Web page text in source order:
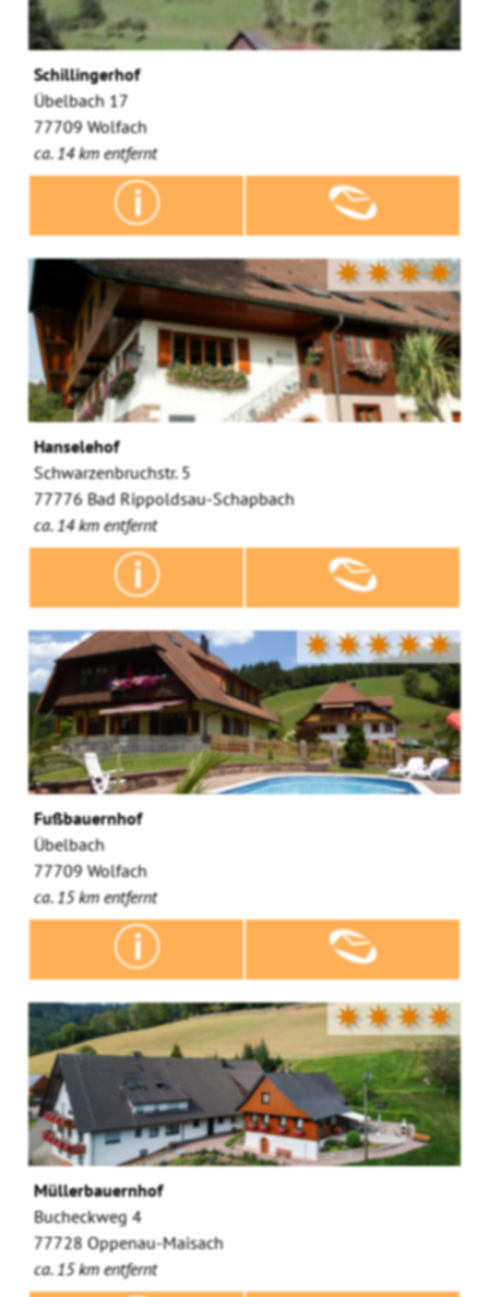
Schillingerhof
Übelbach 17
77709 Wolfach
ca. 14 km entfernt
✷✷✷✷
Hanselehof
Schwarzenbruchstr. 5
77776 Bad Rippoldsau-Schapbach
ca. 14 km entfernt
✷✷✷✷✷
Fußbauernhof
Übelbach
77709 Wolfach
ca. 15 km entfernt
✷✷✷✷
Müllerbauernhof
Bucheckweg 4
77728 Oppenau-Maisach
ca. 15 km entfernt